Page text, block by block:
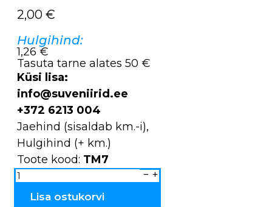
2,00 €
Hulgihind:
1,26 €
Tasuta tarne alates 50 €
Küsi lisa:
info@suveniirid.ee
+372 6213 004
Jaehind (sisaldab km.-i),
Hulgihind (+ km.)
Toote kood: TM7
Magnet
puidust
põletatud
kogusLisa ostukorvi